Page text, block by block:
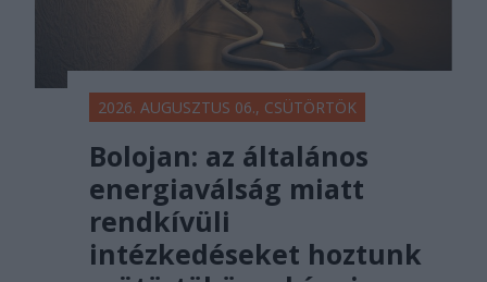
2026. AUGUSZTUS 06., CSÜTÖRTÖK
Bolojan: az általános
energiaválság miatt
rendkívüli
intézkedéseket hoztunk